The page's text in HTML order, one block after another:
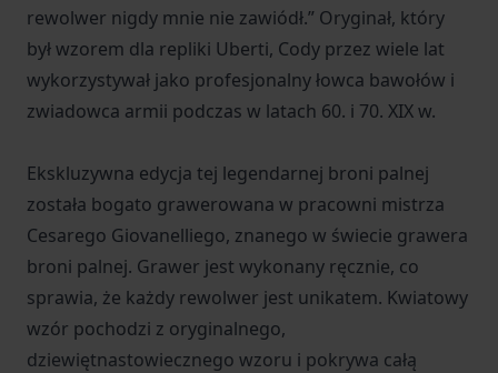
rewolwer nigdy mnie nie zawiódł.” Oryginał, który
był wzorem dla repliki Uberti, Cody przez wiele lat
wykorzystywał jako profesjonalny łowca bawołów i
zwiadowca armii podczas w latach 60. i 70. XIX w.
Ekskluzywna edycja tej legendarnej broni palnej
została bogato grawerowana w pracowni mistrza
Cesarego Giovanelliego, znanego w świecie grawera
broni palnej. Grawer jest wykonany ręcznie, co
sprawia, że każdy rewolwer jest unikatem. Kwiatowy
wzór pochodzi z oryginalnego,
dziewiętnastowiecznego wzoru i pokrywa całą